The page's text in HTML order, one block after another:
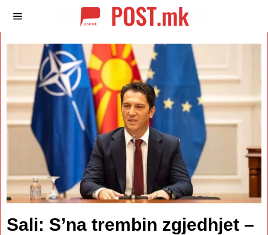
Sali: S’na trembin zgjedhjet –